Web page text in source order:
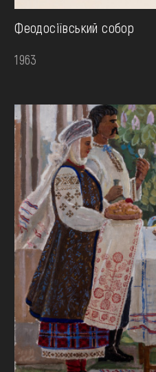
Феодосіївський собор
1963